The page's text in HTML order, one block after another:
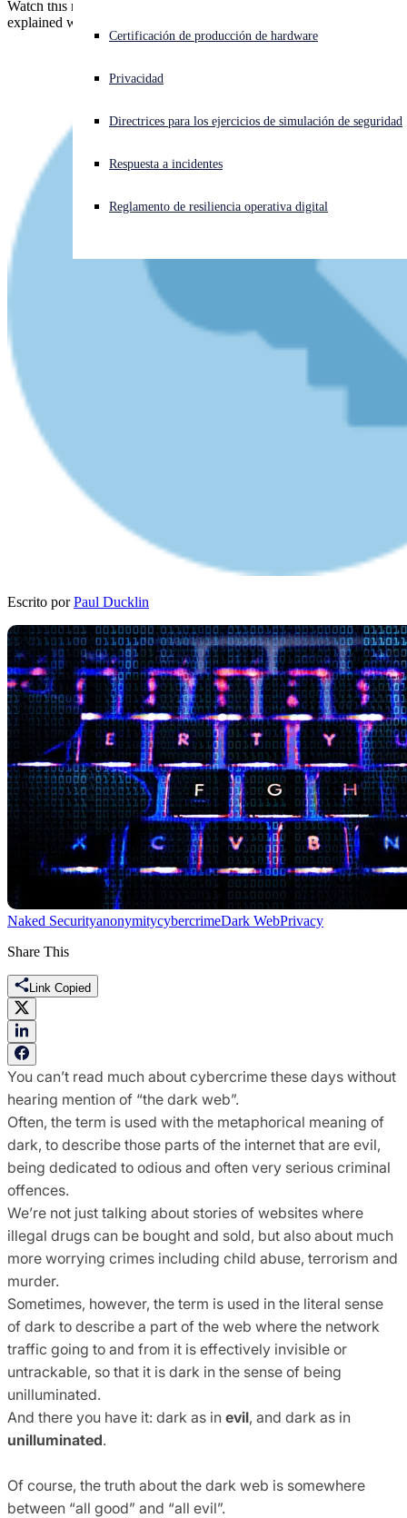
¿Está sufriendo un ciberataque? Obtenga ayuda ahora mismo
Open language switcher
Certificación de producción de hardware
Privacidad
Directrices para los ejercicios de simulación de seguridad
Respuesta a incidentes
Reglamento de resiliencia operativa digital
Watch this new video from our YouTube channel - the dark web
explained without jargon or judgment.
Escrito por Paul Ducklin
Naked SecurityanonymitycybercrimeDark WebPrivacy
Share This
Link Copied
You can’t read much about cybercrime these days without
hearing mention of “the dark web”.
Often, the term is used with the metaphorical meaning of
dark, to describe those parts of the internet that are evil,
being dedicated to odious and often very serious criminal
offences.
We’re not just talking about stories of websites where
illegal drugs can be bought and sold, but also about much
more worrying crimes including child abuse, terrorism and
murder.
Sometimes, however, the term is used in the literal sense
of dark to describe a part of the web where the network
traffic going to and from it is effectively invisible or
untrackable, so that it is dark in the sense of being
unilluminated.
And there you have it: dark as in evil, and dark as in
unilluminated.
Of course, the truth about the dark web is somewhere
between “all good” and “all evil”.